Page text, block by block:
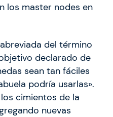
los master nodes en
del término
declarado de
sean tan fáciles
podría usarlas».
cimientos de la
nuevas